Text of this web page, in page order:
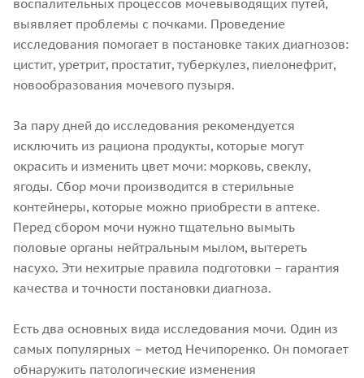
воспалительных процессов мочевыводящих путей,
выявляет проблемы с почками. Проведение
исследования помогает в постановке таких диагнозов:
цистит, уретрит, простатит, туберкулез, пиелонефрит,
новообразования мочевого пузыря.
За пару дней до исследования рекомендуется
исключить из рациона продукты, которые могут
окрасить и изменить цвет мочи: морковь, свеклу,
ягоды. Сбор мочи производится в стерильные
контейнеры, которые можно приобрести в аптеке.
Перед сбором мочи нужно тщательно вымыть
половые органы нейтральным мылом, вытереть
насухо. Эти нехитрые правила подготовки – гарантия
качества и точности постановки диагноза.
Есть два основных вида исследования мочи. Один из
самых популярных – метод Нечипоренко. Он помогает
обнаружить патологические изменения